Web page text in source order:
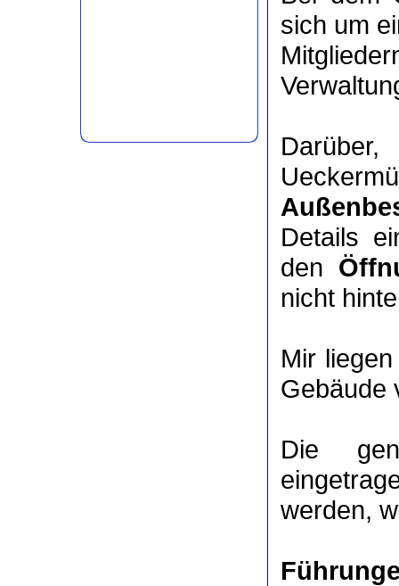
sich um
Details
den
nicht
Mir
Gebäude
Die
werden,